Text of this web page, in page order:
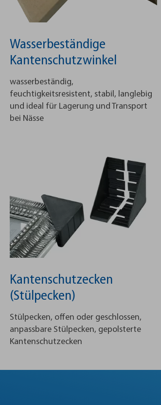
Wasserbeständige
Kantenschutzwinkel
wasserbeständig,
feuchtigkeitsresistent, stabil, langlebig
und ideal für Lagerung und Transport
bei Nässe
Kantenschutzecken
(Stülpecken)
Stülpecken, offen oder geschlossen,
anpassbare Stülpecken, gepolsterte
Kantenschutzecken